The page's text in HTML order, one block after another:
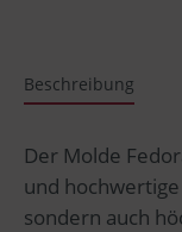
Beschreibung
Der Molde
und
sondern auch